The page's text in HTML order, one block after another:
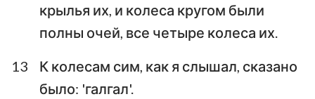
крылья их, и колеса кругом были
полны очей, все четыре колеса их.
13
К колесам сим, как я слышал, сказано
было: 'галгал'.